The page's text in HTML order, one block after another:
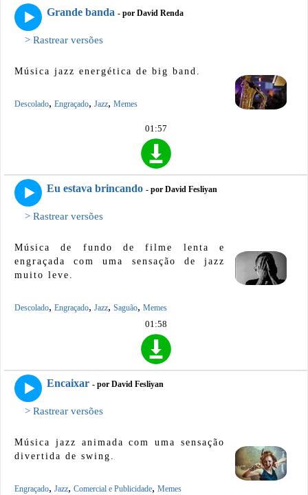
Grande banda - por David Renda
> Rastrear versões
Música jazz energética de big band.
Descolado, Engraçado, Jazz, Memes
01:57
Eu estava brincando - por David Fesliyan
> Rastrear versões
Música de fundo de filme lenta e
engraçada com uma sensação de jazz
muito leve.
Descolado, Engraçado, Jazz, Saguão, Memes
01:58
Encaixar - por David Fesliyan
> Rastrear versões
Música jazz animada com uma sensação
divertida de swing.
Engraçado, Jazz, Comercial e Publicidade, Memes